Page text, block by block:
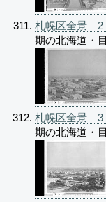
札幌区全景 2
期の北海道・
札幌区全景 3
期の北海道・